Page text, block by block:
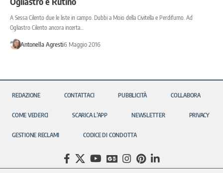
A Sessa Cilento due le liste in campo. Dubbi a Moio della Civitella e Perdifumo. Ad
Ogliastro Cilento ancora incerta…
Antonella Agresti6 Maggio 2016
REDAZIONE CONTATTACI PUBBLICITÀ COLLABORA
COME VEDERCI SCARICA L’APP NEWSLETTER PRIVACY
GESTIONE RECLAMI CODICE DI CONDOTTA